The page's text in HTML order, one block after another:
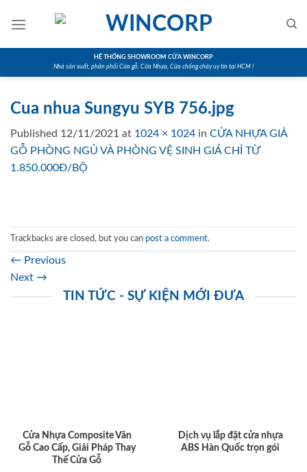
HỆ THỐNG SHOWROOM CỬA WINCORP
Nhà sản xuất, phân phối Cửa gỗ, Cửa Nhựa, Cửa chống cháy uy tín tại HCM !
Cua nhua Sungyu SYB 756.jpg
Published 12/11/2021 at 1024 × 1024 in CỬA NHỰA GIẢ
GỖ PHÒNG NGỦ VÀ PHÒNG VỆ SINH GIÁ CHỈ TỪ
1.850.000Đ/BỘ
Trackbacks are closed, but you can post a comment.
← Previous
Next →
TIN TỨC - SỰ KIỆN MỚI ĐƯA
Cửa Nhựa Composite Vân
Gỗ Cao Cấp, Giải Pháp Thay
Thế Cửa Gỗ
Dịch vụ lắp đặt cửa nhựa
ABS Hàn Quốc trọn gói